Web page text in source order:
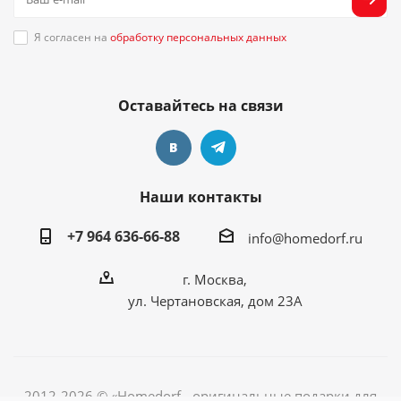
Я согласен на обработку персональных данных
Оставайтесь на связи
Наши контакты
+7 964 636-66-88
info@homedorf.ru
г. Москва,
ул. Чертановская, дом 23А
2012-2026 © «Homedorf - оригинальные подарки для